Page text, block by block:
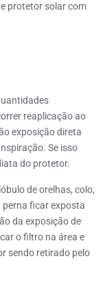
protetor solar com
reaplicação ao
exposição direta
Se isso
do protetor.
de orelhas, colo,
perna ficar exposta
da exposição de
o filtro na área e
sendo retirado pelo